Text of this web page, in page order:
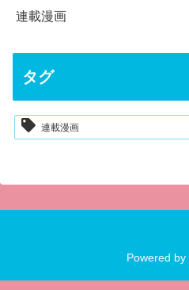
連載漫画
タグ
連載漫画
Powered by